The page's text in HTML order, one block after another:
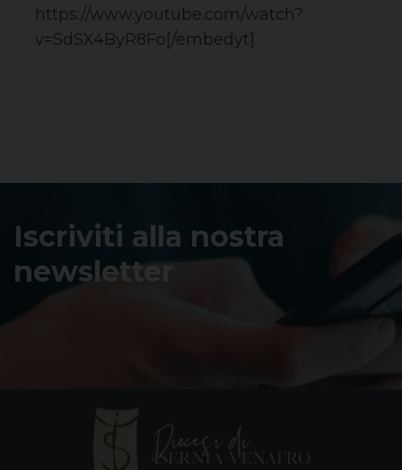
https://www.youtube.com/watch?
v=SdSX4ByR8Fo[/embedyt]
Iscriviti alla nostra
newsletter